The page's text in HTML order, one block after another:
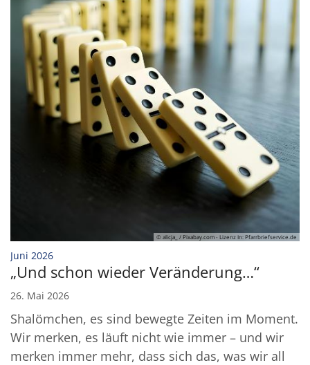
© alicja_ / Pixabay.com - Lizenz In: Pfarrbriefservice.de
Juni 2026:
„Und schon wieder Veränderung…“
26. Mai 2026
Shalömchen, es sind bewegte Zeiten im Moment.
Wir merken, es läuft nicht wie immer – und wir
merken immer mehr, dass sich das, was wir all